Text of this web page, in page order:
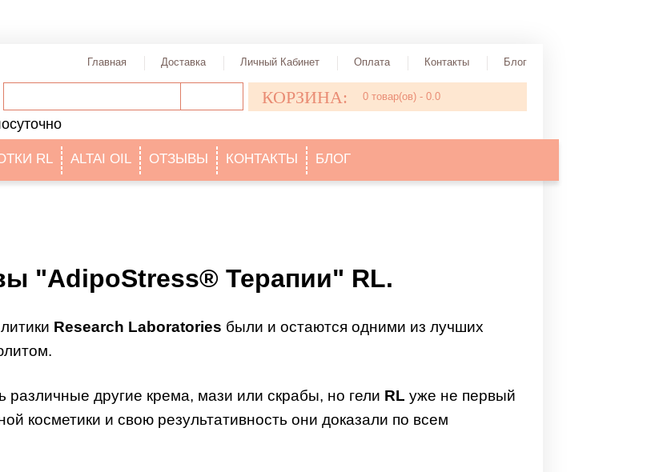
Главная Доставка Личный Кабинет Оплата Контакты Блог
КОРЗИНА: 0 товар(ов) - 0.0
RL ALTAI OIL ОТЗЫВЫ КОНТАКТЫ БЛОГ
"AdipoStress® Терапии" RL.
Research Laboratories были и остаются одними из лучших
другие крема, мази или скрабы, но гели RL уже не первый
косметики и свою результативность они доказали по всем